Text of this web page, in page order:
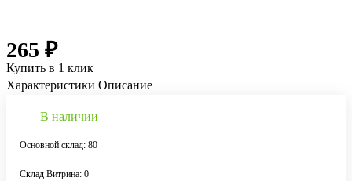
265 ₽
Купить в 1 клик
Характеристики Описание
В наличии
Основной склад: 80
Склад Витрина: 0